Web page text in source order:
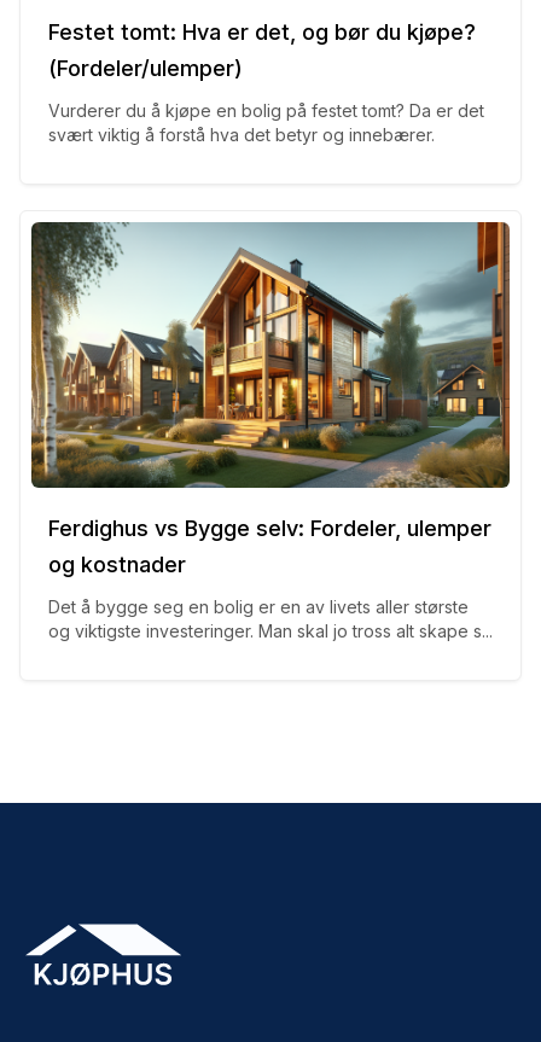
Festet tomt: Hva er det, og bør du kjøpe?
(Fordeler/ulemper)
Vurderer du å kjøpe en bolig på festet tomt? Da er det
svært viktig å forstå hva det betyr og innebærer.
Ferdighus vs Bygge selv: Fordeler, ulemper
og kostnader
Det å bygge seg en bolig er en av livets aller største
og viktigste investeringer. Man skal jo tross alt skape s...